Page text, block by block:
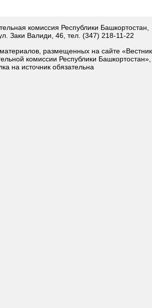
комиссия Республики Башкортостан,
Заки Валиди, 46, тел. (347) 218-11-22
размещенных на сайте «Вестник
комиссии Республики Башкортостан»,
на источник обязательна